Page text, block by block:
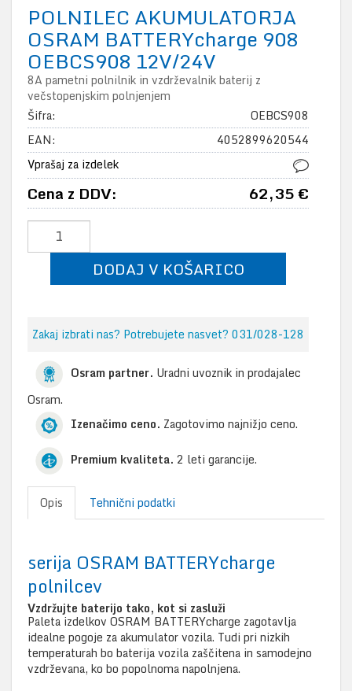
POLNILEC AKUMULATORJA
OSRAM BATTERYcharge 908
OEBCS908 12V/24V
8A pametni polnilnik in vzdrževalnik baterij z
večstopenjskim polnjenjem
Šifra:
OEBCS908
EAN:
4052899620544
Vprašaj za izdelek
Cena z DDV: 62,35 €
DODAJ V KOŠARICO
Zakaj izbrati nas? Potrebujete nasvet? 031/028-128
Osram partner. Uradni uvoznik in prodajalec
Osram.
Izenačimo ceno. Zagotovimo najnižjo ceno.
Premium kvaliteta. 2 leti garancije.
Opis Tehnični podatki
serija OSRAM BATTERYcharge
polnilcev
Vzdržujte baterijo tako, kot si zasluži
Paleta izdelkov OSRAM BATTERYcharge zagotavlja
idealne pogoje za akumulator vozila. Tudi pri nizkih
temperaturah bo baterija vozila zaščitena in samodejno
vzdrževana, ko bo popolnoma napolnjena.